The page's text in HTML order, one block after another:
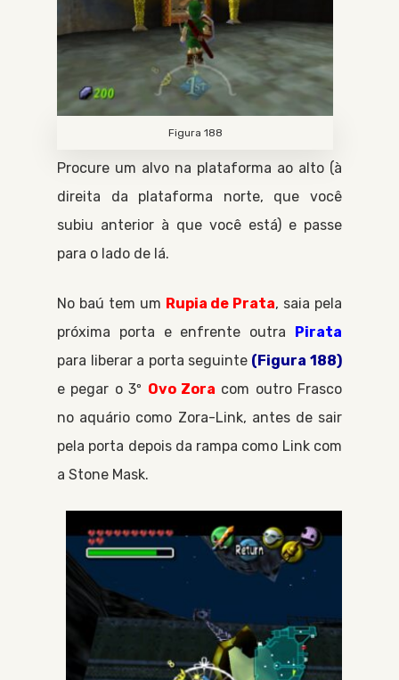
Figura 188
Procure um alvo na plataforma ao alto (à
direita da plataforma norte, que você
subiu anterior à que você está) e passe
para o lado de lá.
No baú tem um Rupia de Prata, saia pela
próxima porta e enfrente outra Pirata
para liberar a porta seguinte (Figura 188)
e pegar o 3º Ovo Zora com outro Frasco
no aquário como Zora-Link, antes de sair
pela porta depois da rampa como Linkcom
aStone Mask.